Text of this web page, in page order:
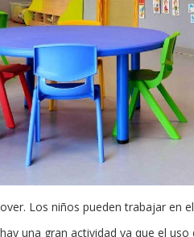
Los niños pueden trabajar en
una gran actividad ya que el